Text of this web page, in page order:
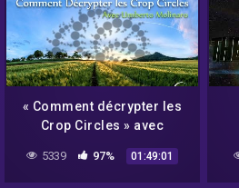
« Comment décrypter les
Crop Circles » avec
NURÉA TV
5339 97% 01:49:01